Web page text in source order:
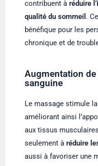
contribuent àréduire
qualité du sommeil .
bénéfique pour les
chronique et de
Augmentation
sanguine
Le massage stimule
améliorant ainsi
aux tissus
seulement à réduire
aussi à favoriser une